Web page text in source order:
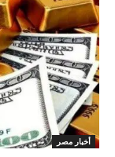
أخبار مصر